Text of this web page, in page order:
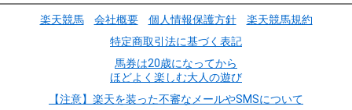
楽天競馬 会社概要 個人情報保護方針
楽天競馬規約
特定商取引法に基づく表記
馬券は20歳になってから
ほどよく楽しむ大人の遊び
【注意】楽天を装った不審なメールやSMSについて